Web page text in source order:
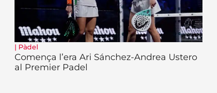
| Pàdel
Comença l’era Ari Sánchez-Andrea Ustero
al Premier Padel